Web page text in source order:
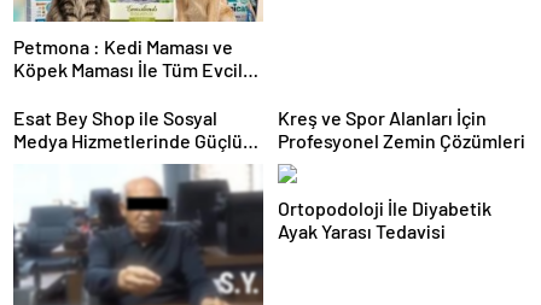
Petmona : Kedi Maması ve
Köpek Maması İle Tüm Evcil
Esat Bey Shop ile Sosyal
Medya Hizmetlerinde Güçlü
Kreş ve Spor Alanları İçin
Profesyonel Zemin Çözümleri
Ortopodoloji İle Diyabetik
Ayak Yarası Tedavisi